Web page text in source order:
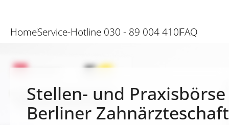
HomeService-Hotline 030 - 89 004 410FAQ
Stellen- und
Berliner Zahnärzteschaft